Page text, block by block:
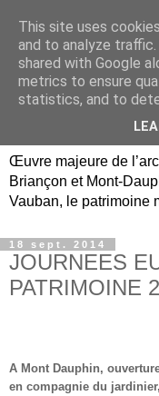
Briançon,
Vauban
Œuvre majeure de
Briançon et Mont-
Vauban, le patrimoine
18 sept. 2014
JOURNEES
PATRIMOINE
A Mont Dauphin,
en compagnie du
This site uses
and to analyze traffic.
shared with Google
metrics to ensure
statistics, and to